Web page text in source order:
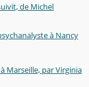
de Michel
à Nancy
Marseille, par Virginia